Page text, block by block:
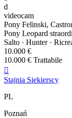
d
videocam
Pony Felinski,
Pony Leopard
Salto · Hunter ·
10.000 €
10.000 € Trattabile

Stajnia Siekierscy
PL
Poznań